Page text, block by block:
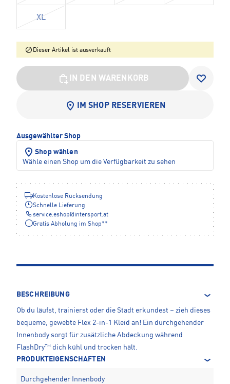
XL
Dieser Artikel ist ausverkauft
IN DEN WARENKORB
IM SHOP RESERVIEREN
Ausgewählter Shop
Shop wählen
Wähle einen Shop um die Verfügbarkeit zu sehen
Kostenlose Rücksendung
Schnelle Lieferung
service.eshop@intersport.at
Gratis Abholung im Shop**
BESCHREIBUNG
Ob du läufst, trainierst oder die Stadt erkundest – zieh dieses
bequeme, gewebte Flex 2-in-1 Kleid an! Ein durchgehender
Innenbody sorgt für zusätzliche Abdeckung während
FlashDry™ dich kühl und trocken hält.
PRODUKTEIGENSCHAFTEN
Durchgehender Innenbody